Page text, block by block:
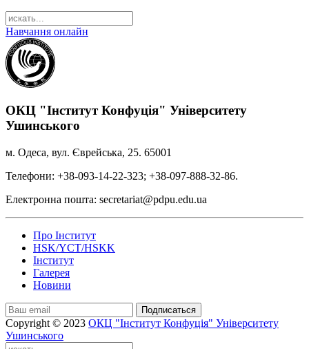
Навчання онлайн
ОКЦ "Інститут Конфуція" Університету
Ушинського
м. Одеса, вул. Єврейська, 25. 65001
Телефони: +38-093-14-22-323; +38-097-888-32-86.
Електронна пошта: secretariat@pdpu.edu.ua
Про Інститут
HSK/YCT/HSKK
Інститут
Галерея
Новини
Подписаться
Copyright © 2023 ОКЦ "Інститут Конфуція" Університету
Ушинського